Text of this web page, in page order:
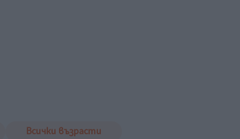
Всички възрасти